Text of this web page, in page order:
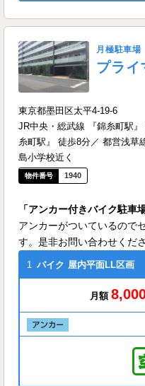
月極駐車場
プライ
東京都墨田区太平4-19-6
JR中央・総武線 『錦糸町駅
糸町駅』 徒歩8分／ 都営浅草
島小学校近く
1940
「アンカー付きバイク駐車場
アンカーがついているので
す。是非お問い合わせくださ
1 バイク 屋内平面LL区画
月額